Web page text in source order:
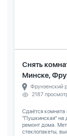
Снять
Минске,
Фрунзенский
2187
Сдаётся комната
"Пушкинская" на
ремонт дома.
стеклопакеты,